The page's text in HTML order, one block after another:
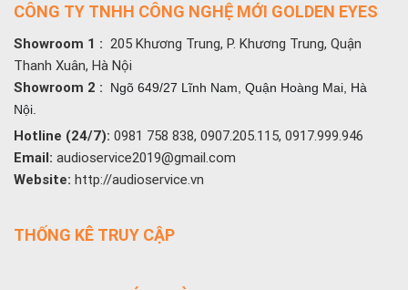
CÔNG TY TNHH CÔNG NGHỆ MỚI GOLDEN EYES
Showroom 1 : 205 Khương Trung, P. Khương Trung, Quận
Thanh Xuân, Hà Nội
Showroom 2 :
Ngõ 649/27 Lĩnh Nam, Quận Hoàng Mai, Hà
Nội.
Hotline (24/7): 0981 758 838, 0907.205.115, 0917.999.946
Email: audioservice2019@gmail.com
Website: http://audioservice.vn
THỐNG KÊ TRUY CẬP